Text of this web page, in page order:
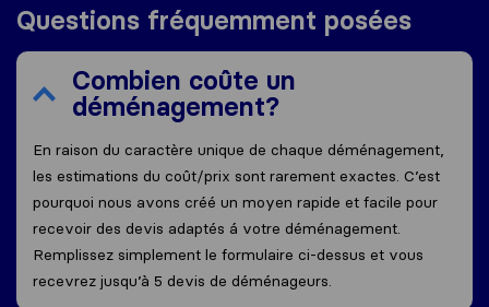
Questions fréquemment posées
Combien coûte un
déménagement?
En raison du caractère unique de chaque déménagement,
les estimations du coût/prix sont rarement exactes. C’est
pourquoi nous avons créé un moyen rapide et facile pour
recevoir des devis adaptés á votre déménagement.
Remplissez simplement le formulaire ci-dessus et vous
recevrez jusqu’à 5 devis de déménageurs.